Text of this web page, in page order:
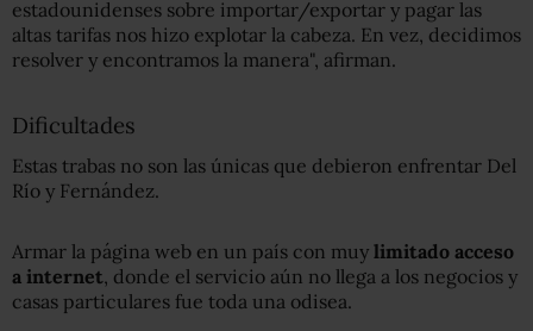
estadounidenses sobre importar/exportar y pagar las
altas tarifas nos hizo explotar la cabeza. En vez, decidimos
resolver y encontramos la manera", afirman.
Dificultades
Estas trabas no son las únicas que debieron enfrentar Del
Río y Fernández.
Armar la página web en un país con muy limitado acceso
a internet, donde el servicio aún no llega a los negocios y
casas particulares fue toda una odisea.